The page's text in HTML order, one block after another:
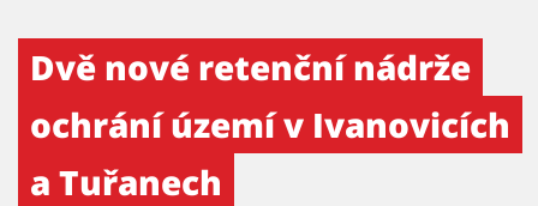
Dvě nové retenční nádrže
ochrání území v Ivanovicích
a Tuřanech